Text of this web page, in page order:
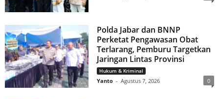
Polda Jabar dan BNNP
Perketat Pengawasan Obat
Terlarang, Pemburu Targetkan
Jaringan Lintas Provinsi
Hukum & Kriminal
Yanto - Agustus 7, 2026 0